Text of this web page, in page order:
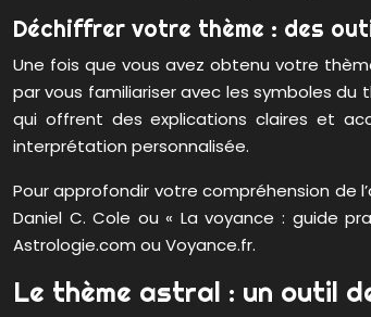
Déchiffrer votre thème : des
Une fois que vous avez obtenu votre
par vous familiariser avec les symboles
qui offrent des explications claires et
interprétation personnalisée.
Pour approfondir votre compréhension de
Daniel C. Cole ou « La voyance : guide
Astrologie.com ou Voyance.fr.
Le thème astral : un outil